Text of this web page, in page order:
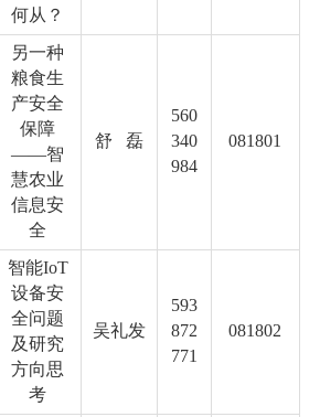
何从？
另一种
粮食生
产安全
保障
——智
慧农业
信息安
全
舒 磊
560
340
984
081801
智能IoT
设备安
全问题
及研究
方向思
考
吴礼发
593
872
771
081802